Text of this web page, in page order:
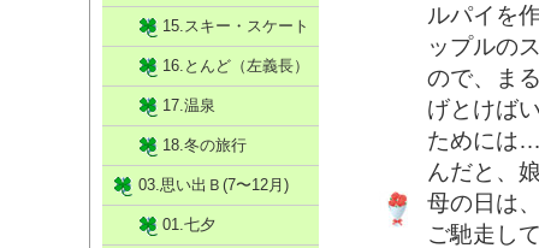
ルパイを
ップルの
ので、ま
げとけば
ためには
んだと、
母の日は
ご馳走し
15.スキー・スケート
16.とんど（左義長）
17.温泉
18.冬の旅行
03.思い出Ｂ(7〜12月)
01.七夕